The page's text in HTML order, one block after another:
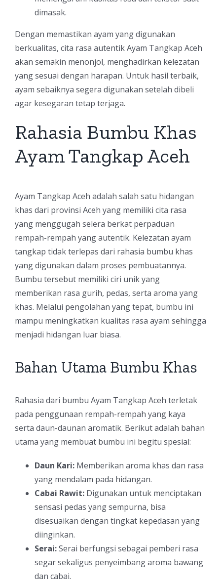
dimasak.
Dengan memastikan ayam yang digunakan
berkualitas, cita rasa autentik Ayam Tangkap Aceh
akan semakin menonjol, menghadirkan kelezatan
yang sesuai dengan harapan. Untuk hasil terbaik,
ayam sebaiknya segera digunakan setelah dibeli
agar kesegaran tetap terjaga.
Rahasia Bumbu Khas
Ayam Tangkap Aceh
Ayam Tangkap Aceh adalah salah satu hidangan
khas dari provinsi Aceh yang memiliki cita rasa
yang menggugah selera berkat perpaduan
rempah-rempah yang autentik. Kelezatan ayam
tangkap tidak terlepas dari rahasia bumbu khas
yang digunakan dalam proses pembuatannya.
Bumbu tersebut memiliki ciri unik yang
memberikan rasa gurih, pedas, serta aroma yang
khas. Melalui pengolahan yang tepat, bumbu ini
mampu meningkatkan kualitas rasa ayam sehingga
menjadi hidangan luar biasa.
Bahan Utama Bumbu Khas
Rahasia dari bumbu Ayam Tangkap Aceh terletak
pada penggunaan rempah-rempah yang kaya
serta daun-daunan aromatik. Berikut adalah bahan
utama yang membuat bumbu ini begitu spesial:
Daun Kari: Memberikan aroma khas dan rasa
yang mendalam pada hidangan.
Cabai Rawit: Digunakan untuk menciptakan
sensasi pedas yang sempurna, bisa
disesuaikan dengan tingkat kepedasan yang
diinginkan.
Serai:Serai berfungsi sebagai pemberi rasa
segar sekaligus penyeimbang aroma bawang
dan cabai.